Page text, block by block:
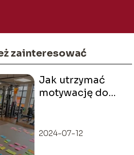
zainteresować
Jak utrzymać
motywację do
2024-07-12